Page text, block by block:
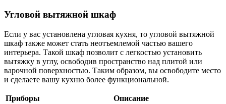
Угловой вытяжной шкаф
Если у вас установлена угловая кухня, то угловой вытяжной
шкаф также может стать неотъемлемой частью вашего
интерьера. Такой шкаф позволит с легкостью установить
вытяжку в углу, освободив пространство над плитой или
варочной поверхностью. Таким образом, вы освободите место
и сделаете вашу кухню более функциональной.
Приборы Описание